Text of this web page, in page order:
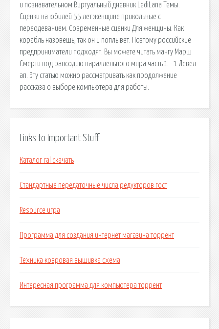
и познавательном Виртуальный дневник LediLana Темы.
Сценки на юбилей 55 лет женщине прикольные с
переодеванием. Современные сценки Для женщины. Как
корабль назовешь, так он и поплывет. Поэтому российские
предприниматели подходят. Вы можете читать мангу Марш
Смерти под рапсодию параллельного мирa часть 1 - 1 Левел-
ап. Эту статью можно рассматривать как продолжение
рассказа о выборе компьютера для работы.
Links to Important Stuff
Каталог ral скачать
Стандартные передаточные числа редукторов гост
Resource игра
Программа для создания интернет магазина торрент
Техника ковровая вышивка схема
Интересная программа для компьютера торрент